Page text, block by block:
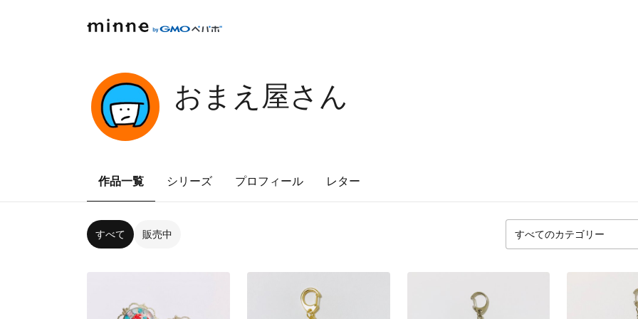
おまえ屋さん
作品一覧 シリーズ プロフィール レター
すべて 販売中